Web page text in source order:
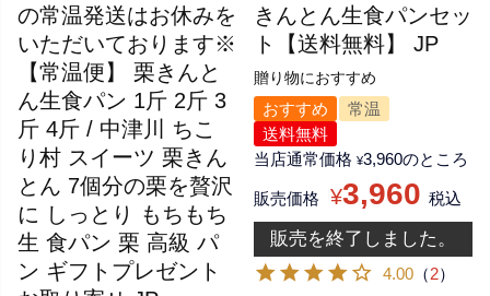
の常温発送はお休みを
いただいております※
【常温便】 栗きんと
ん生食パン 1斤 2斤 3
斤 4斤 / 中津川 ちこ
り村 スイーツ 栗きん
とん 7個分の栗を贅沢
に しっとり もちもち
生 食パン 栗 高級 パ
ン ギフトプレゼント
贈り物におすすめ
きんとん生食パンセッ
ト【送料無料】 JP
おすすめ
常温
送料無料
当店通常価格 ¥3,960のところ
販売価格 ¥3,960 税込
販売を終了しました。
4.00 （2）